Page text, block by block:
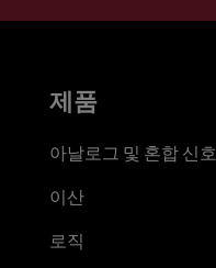
제품
아날로그 및 혼합 신호
이산
로직